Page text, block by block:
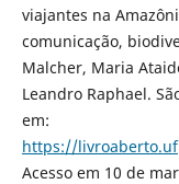
viajantes na
comunicação,
Malcher, Maria
Leandro Raphael.
em:
https://
Acesso em 10 de